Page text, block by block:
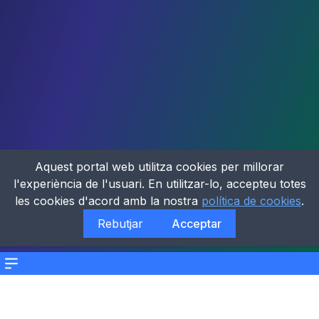
Menu
Aquest portal web utilitza cookies per millorar
l'experiència de l'usuari. En utilitzar-lo, accepteu totes
les cookies d'acord amb la nostra política de cookies.
Rebutjar
Acceptar